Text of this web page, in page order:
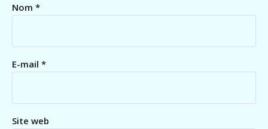
Nom *
E-mail *
Site web